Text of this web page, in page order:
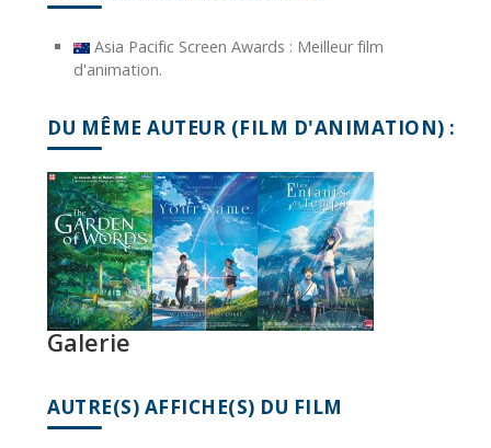
Asia Pacific Screen Awards : Meilleur film
d'animation.
DU MÊME AUTEUR (FILM D'ANIMATION) :
Galerie
AUTRE(S) AFFICHE(S) DU FILM